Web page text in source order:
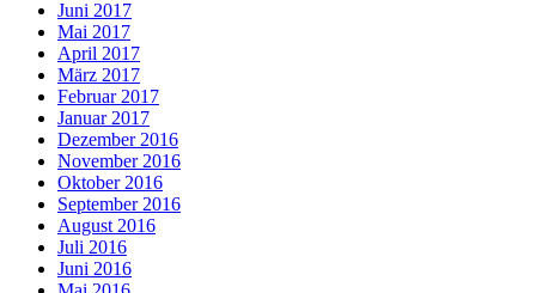
Juni 2017
Mai 2017
April 2017
März 2017
Februar 2017
Januar 2017
Dezember 2016
November 2016
Oktober 2016
September 2016
August 2016
Juli 2016
Juni 2016